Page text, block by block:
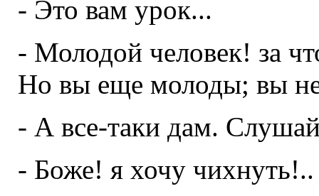
- Это вам урок...
- Молодой человек! за
Но вы еще молоды; вы
- А все-таки дам.
- Боже! я хочу чихнуть!..